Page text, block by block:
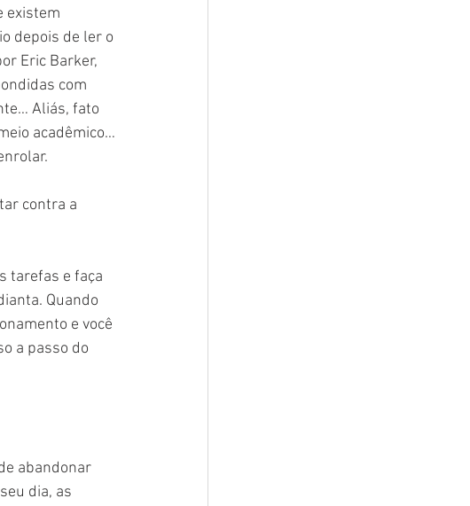
existem
depois de ler o
Eric Barker,
com
Aliás, fato
acadêmico…
contra a
tarefas e faça
Quando
e você
a passo do
abandonar
dia, as